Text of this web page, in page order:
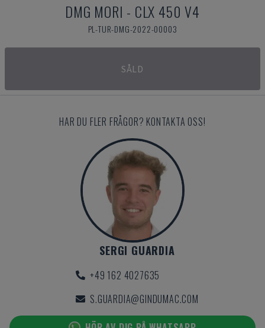
DMG MORI - CLX 450 V4
PL-TUR-DMG-2022-00003
SÅLD
HAR DU FLER FRÅGOR? KONTAKTA OSS!
SERGI GUARDIA
+49 162 4027635
S.GUARDIA@GINDUMAC.COM